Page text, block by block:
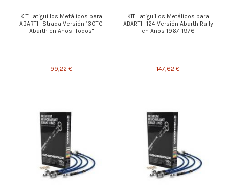
KIT Latiguillos Metálicos para
ABARTH Strada Versión 130TC
Abarth en Años "Todos"
99,22 €
KIT Latiguillos Metálicos para
ABARTH 124 Versión Abarth Rally
en Años 1967-1976
147,62 €